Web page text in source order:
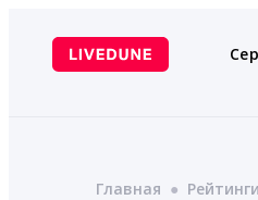
содержимому
Главная ● Рейтинги